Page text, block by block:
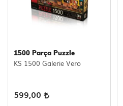
1500 Parça Puzzle
KS 1500 Galerie Vero
599,00